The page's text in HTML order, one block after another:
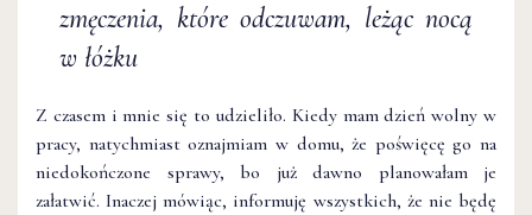
zmęczenia, które odczuwam, leżąc nocą
w łóżku
Z czasem i mnie się to udzieliło. Kiedy mam dzień wolny w
pracy, natychmiast oznajmiam w domu, że poświęcę go na
niedokończone sprawy, bo już dawno planowałam je
załatwić. Inaczej mówiąc, informuję wszystkich, że nie będę